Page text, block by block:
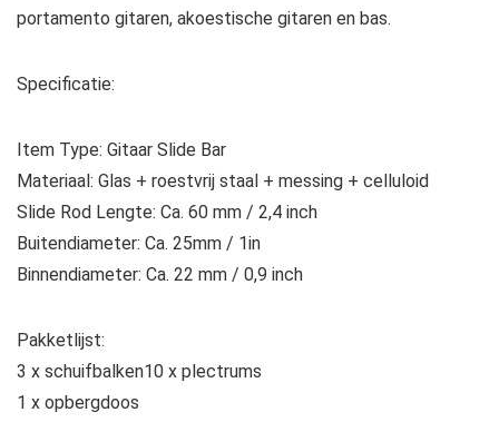
portamento gitaren, akoestische gitaren en bas.
Specificatie:
Item Type: Gitaar Slide Bar
Materiaal: Glas + roestvrij staal + messing + celluloid
Slide Rod Lengte: Ca. 60 mm / 2,4 inch
Buitendiameter: Ca. 25mm / 1in
Binnendiameter: Ca. 22 mm / 0,9 inch
Pakketlijst:
3 x schuifbalken10 x plectrums
1 x opbergdoos